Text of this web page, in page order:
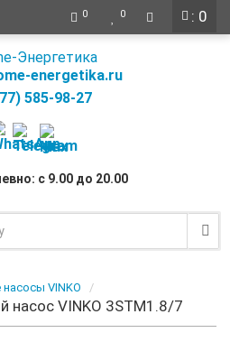
: 0
0 0
energetika.ru
585-98-27
с 9.00 до 20.00
VINKO
насос VINKO 3STM1.8/7